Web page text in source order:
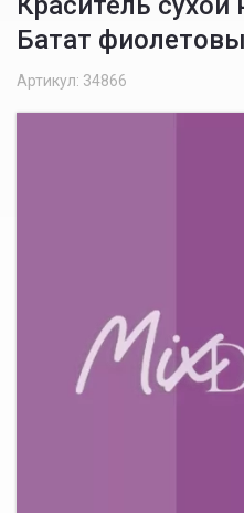
Батат
Артикул: 34866